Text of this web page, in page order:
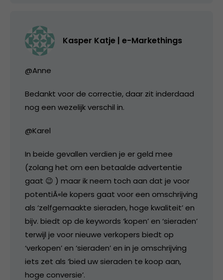
Kasper Katje | e-Markethings
@Anne
Bedankt voor de correctie, daar zit inderdaad
nog een wezelijk verschil in.
@Karel
In beide gevallen verdien je er geld mee
(zolang het om een betaalde advertentie
gaat 😉 ) maar ik neem toch aan dat je voor
potentiÃ«le kopers gaat voor een omschrijving
als ‘zelfgemaakte sieraden, hoge kwaliteit’ en
bijv. biedt op de keywords ‘kopen’ en ‘sieraden’
terwijl je voor nieuwe verkopers biedt op
‘verkopen’ en ‘sieraden’ en in je omschrijving
iets zet als ‘bied uw sieraden te koop aan,
hoge conversie’.